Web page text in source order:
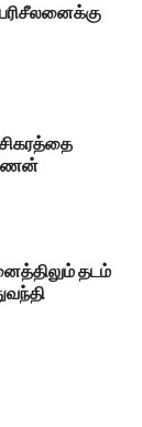
சிகரத்தை
தடம்